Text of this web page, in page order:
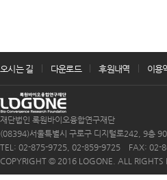
오시는 길 다운로드 후원내역 이용
재단법인 록원바이오융합연구재단
(08394)서울특별시 구로구 디지털로242, 9층
TEL: 02-875-9725, 02-859-9725 FAX: 02-
COPYRIGHT © 2016 LOGONE. ALL RIGHTS